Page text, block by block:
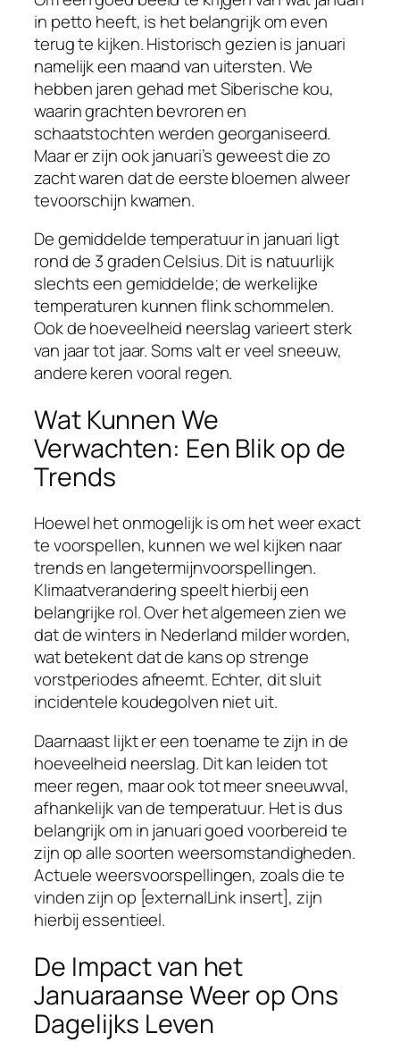
in petto heeft, is het belangrijk om even
terug te kijken. Historisch gezien is januari
namelijk een maand van uitersten. We
hebben jaren gehad met Siberische kou,
waarin grachten bevroren en
schaatstochten werden georganiseerd.
Maar er zijn ook januari’s geweest die zo
zacht waren dat de eerste bloemen alweer
tevoorschijn kwamen.
De gemiddelde temperatuur in januari ligt
rond de 3 graden Celsius. Dit is natuurlijk
slechts een gemiddelde; de werkelijke
temperaturen kunnen flink schommelen.
Ook de hoeveelheid neerslag varieert sterk
van jaar tot jaar. Soms valt er veel sneeuw,
andere keren vooral regen.
Wat Kunnen We
Verwachten: Een Blik op de
Trends
Hoewel het onmogelijk is om het weer exact
te voorspellen, kunnen we wel kijken naar
trends en langetermijnvoorspellingen.
Klimaatverandering speelt hierbij een
belangrijke rol. Over het algemeen zien we
dat de winters in Nederland milder worden,
wat betekent dat de kans op strenge
vorstperiodes afneemt. Echter, dit sluit
incidentele koudegolven niet uit.
Daarnaast lijkt er een toename te zijn in de
hoeveelheid neerslag. Dit kan leiden tot
meer regen, maar ook tot meer sneeuwval,
afhankelijk van de temperatuur. Het is dus
belangrijk om in januari goed voorbereid te
zijn op alle soorten weersomstandigheden.
Actuele weersvoorspellingen, zoals die te
vinden zijn op [externalLink insert], zijn
hierbij essentieel.
De Impact van het
Januaraanse Weer op Ons
Dagelijks Leven